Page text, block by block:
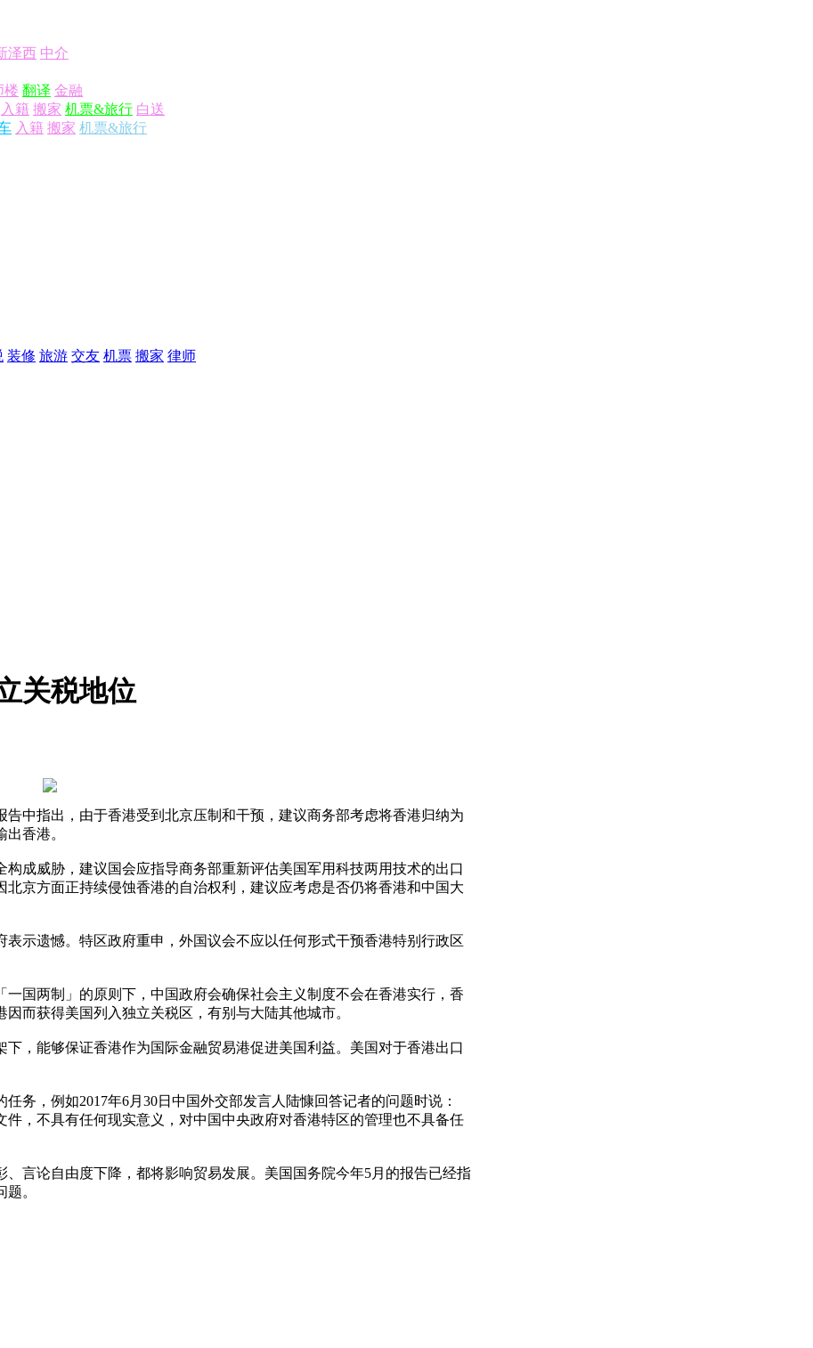
泽西 中介
楼 翻译 金融
入籍 搬家 机票&旅行 白送
入籍 搬家 机票&旅行
装修 旅游 交友 机票 搬家 律师
关税地位
中指出，由于香港受到北京压制和干预，建议商务部考虑将香港归纳为
香港。
成威胁，建议国会应指导商务部重新评估美国军用科技两用技术的出口
京方面正持续侵蚀香港的自治权利，建议应考虑是否仍将香港和中国大
示遗憾。特区政府重申，外国议会不应以任何形式干预香港特别行政区
国两制」的原则下，中国政府会确保社会主义制度不会在香港实行，香
而获得美国列入独立关税区，有别与大陆其他城市。
，能够保证香港作为国际金融贸易港促进美国利益。美国对于香港出口
务，例如2017年6月30日中国外交部发言人陆慷回答记者的问题时说：
件，不具有任何现实意义，对中国中央政府对香港特区的管理也不具备任
言论自由度下降，都将影响贸易发展。美国国务院今年5月的报告已经指
。